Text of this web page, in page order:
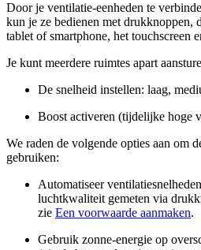
Door je ventilatie-eenheden te
kun je ze bedienen met drukknoppen,
tablet of smartphone, het touchscreen
Je kunt meerdere ruimtes apart
De snelheid instellen: laag,
Boost activeren (tijdelijke hoge
We raden de volgende opties aan om
gebruiken:
Automatiseer
luchtkwaliteit gemeten via
zie Een voorwaarde aanmaken.
Gebruik zonne-energie op